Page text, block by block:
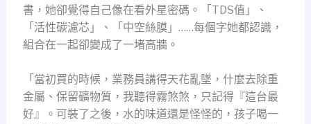
書，她卻覺得自己像在看外星密碼。「TDS值」、
「活性碳濾芯」、「中空絲膜」……每個字她都認識，
組合在一起卻變成了一堵高牆。
「當初買的時候，業務員講得天花亂墜，什麼去除重
金屬、保留礦物質，我聽得霧煞煞，只記得『這台最
好』。可裝了之後，水的味道還是怪怪的，孩子喝一